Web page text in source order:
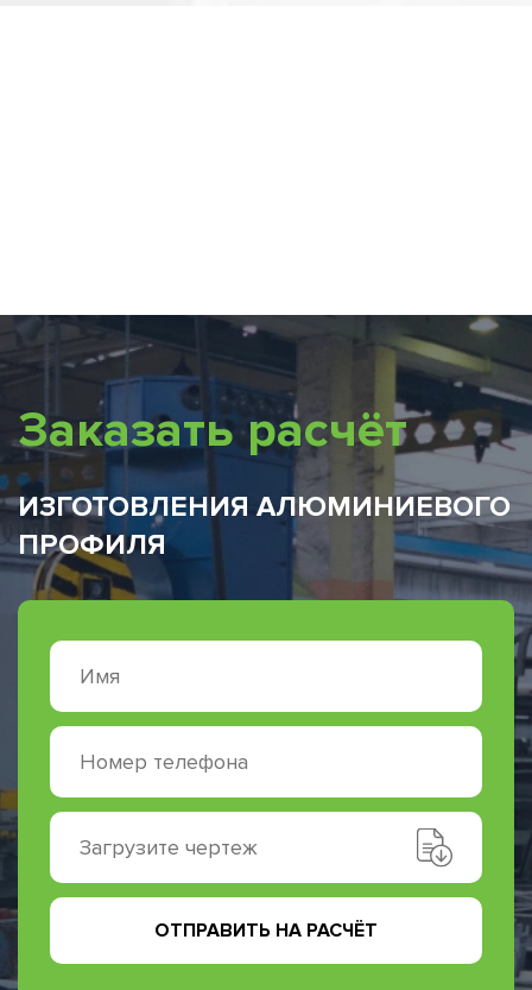
Заказать расчёт
ИЗГОТОВЛЕНИЯ АЛЮМИНИЕВОГО
ПРОФИЛЯ
Загрузите чертеж
ОТПРАВИТЬ НА РАСЧЁТ